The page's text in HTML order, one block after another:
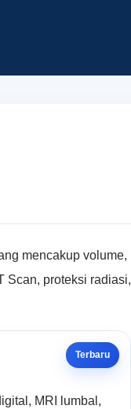
mencakup volume,
Scan, proteksi radiasi,
Terbaru
MRI lumbal,